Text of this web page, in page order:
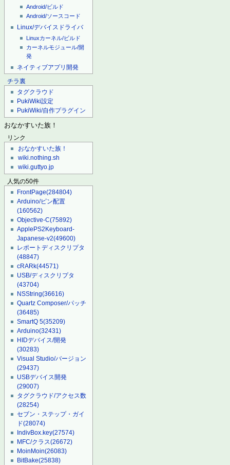
Android/ビルド
Android/ソースコード
Linux/デバイスドライバ
Linuxカーネル/ビルド
カーネルモジュール/開
発
ネイティブアプリ開発
チラ裏
タグクラウド
PukiWiki設定
PukiWiki/自作プラグイン
おなかすいた族！
リンク
おなかすいた族！
wiki.nothing.sh
wiki.guttyo.jp
人気の50件
FrontPage(284804)
Arduino/ピン配置
(160562)
Objective-C(75892)
ApplePS2Keyboard-
Japanese-v2(49600)
レポートディスクリプタ
(48847)
cRARk(44571)
USB/ディスクリプタ
(43704)
NSString(36616)
Quartz Composer/パッチ
(36485)
SmartQ 5(35209)
Arduino(32431)
HIDデバイス/開発
(30283)
Visual Studio/バージョン
(29437)
USBデバイス開発
(29007)
タグクラウド/アクセス数
(28254)
セブン・ステップ・ガイ
ド(28074)
IndivBox.key(27574)
MFC/クラス(26672)
MoinMoin(26083)
BitBake(25838)